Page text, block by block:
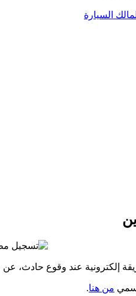
السيارة
عند وقوع حادث، عن
من هنا.